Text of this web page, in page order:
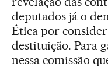
deputados já o
Ética por
destituição. Para
nessa comissão